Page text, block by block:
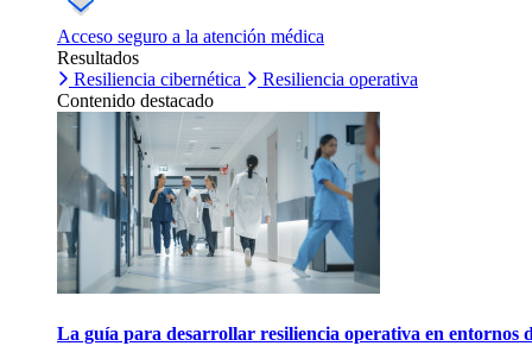
Acceso seguro a la atención médica
Resultados
Resiliencia cibernética
Resiliencia operativa
Contenido destacado
La guía para desarrollar resiliencia operativa en entornos